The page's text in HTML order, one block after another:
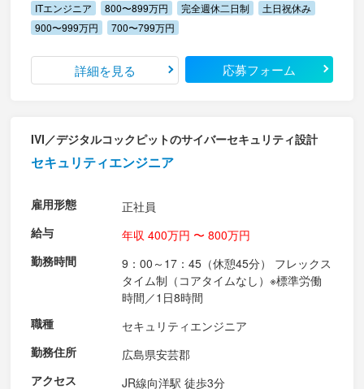
ITエンジニア
800〜899万円 完全週休二日制
土日祝休み
900〜999万円
700〜799万円
詳細を見る 応募フォーム
IVI／デジタルコックピットのサイバーセキュリティ設計
セキュリティエンジニア
雇用形態
正社員
給与
年収 400万円 〜 800万円
勤務時間
9：00～17：45（休憩45分） フレックス
タイム制（コアタイムなし）※標準労働
時間／1日8時間
職種
セキュリティエンジニア
勤務住所
広島県安芸郡
アクセス
JR線向洋駅 徒歩3分